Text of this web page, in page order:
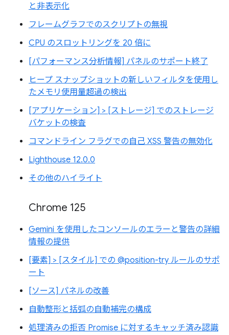
と非表示化
フレームグラフでのスクリプトの無視
CPU のスロットリングを 20 倍に
[パフォーマンス分析情報] パネルのサポート終了
ヒープ スナップショットの新しいフィルタを使用し
たメモリ使用量超過の検出
[アプリケーション] > [ストレージ] でのストレージ
バケットの検査
コマンドライン フラグでの自己 XSS 警告の無効化
Lighthouse 12.0.0
その他のハイライト
Chrome 125
Gemini を使用したコンソールのエラーと警告の詳細
情報の提供
[要素] > [スタイル] での @position-try ルールのサポ
ート
[ソース] パネルの改善
自動整形と括弧の自動補完の構成
処理済みの拒否 Promise に対するキャッチ済み認識